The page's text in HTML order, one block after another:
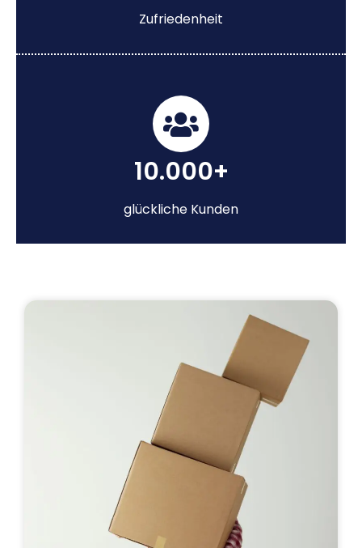
Zufriedenheit
10.000+
glückliche Kunden